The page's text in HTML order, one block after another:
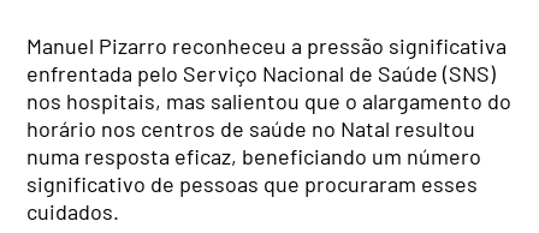
Manuel Pizarro reconheceu a pressão significativa
enfrentada pelo Serviço Nacional de Saúde (SNS)
nos hospitais, mas salientou que o alargamento do
horário nos centros de saúde no Natal resultou
numa resposta eficaz, beneficiando um número
significativo de pessoas que procuraram esses
cuidados.